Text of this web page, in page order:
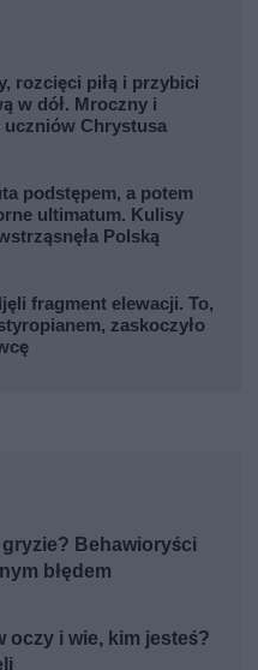
rozcięci piłą i przybici
w dół. Mroczny i
Chrystusa
podstępem, a potem
ultimatum. Kulisy
Polską
fragment elewacji. To,
zaskoczyło
Behawioryści
błędem
oczy i wie, kim jesteś?